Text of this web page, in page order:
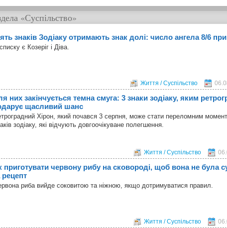
«Суспільство»
знаків Зодіаку отримають знак долі: число ангела 8/6
є Козеріг і Діва.
Життя / Суспільство
них закінчується темна смуга: 3 знаки зодіаку, яким
щасливий шанс
Хірон, який почався 3 серпня, може стати переломним
зодіаку, які відчують довгоочікуване полегшення.
Життя / Суспільство
приготувати червону рибу на сковороді, щоб вона не була
рецепт
риба вийде соковитою та ніжною, якщо дотримуватися правил.
Життя / Суспільство